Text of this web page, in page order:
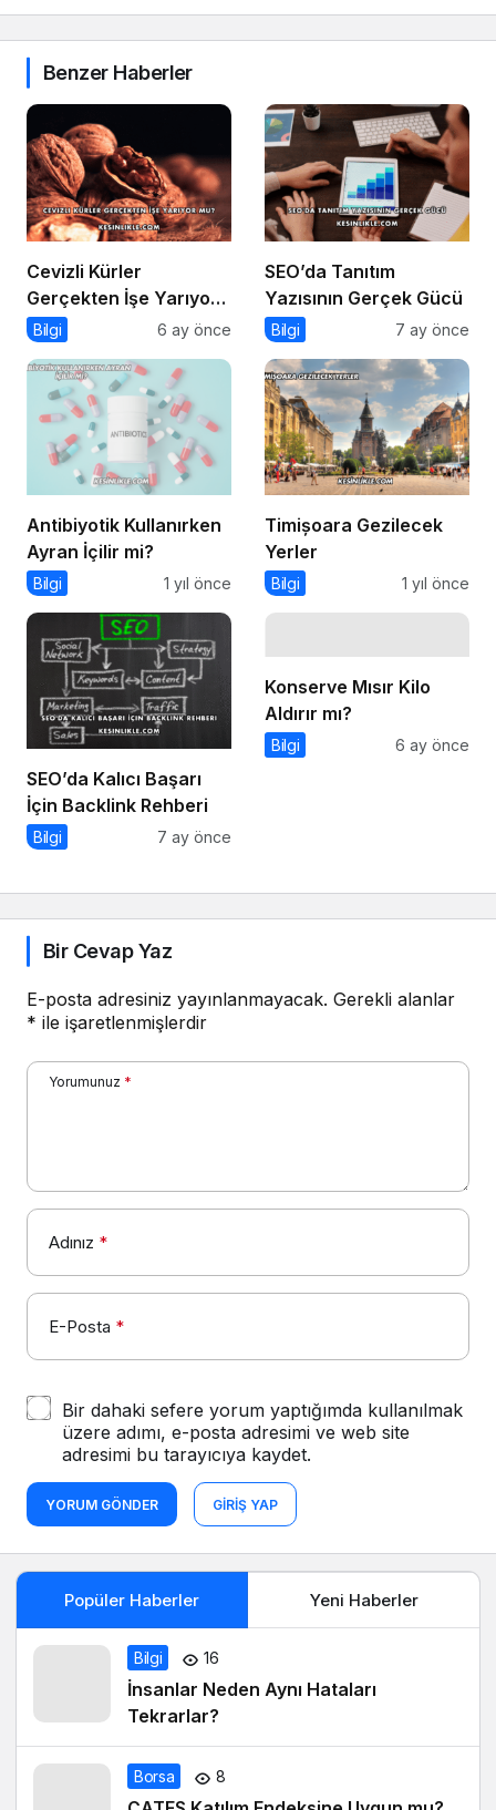
Benzer Haberler
Cevizli Kürler
Gerçekten İşe Yarıyor
mu?
Bilgi 6 ay önce
SEO’da Tanıtım
Yazısının Gerçek Gücü
Bilgi 7 ay önce
Antibiyotik Kullanırken
Ayran İçilir mi?
Bilgi 1 yıl önce
Timișoara Gezilecek
Yerler
Bilgi 1 yıl önce
SEO’da Kalıcı Başarı
İçin Backlink Rehberi
Bilgi 7 ay önce
Konserve Mısır Kilo
Aldırır mı?
Bilgi 6 ay önce
Bir Cevap Yaz
E-posta adresiniz yayınlanmayacak. Gerekli alanlar
* ile işaretlenmişlerdir
Yorumunuz *
Adınız *
E-Posta *
Bir dahaki sefere yorum yaptığımda kullanılmak
üzere adımı, e-posta adresimi ve web site
adresimi bu tarayıcıya kaydet.
YORUM GÖNDER GIRIŞ YAP
Popüler Haberler Yeni Haberler
Bilgi 16
İnsanlar Neden Aynı Hataları
Tekrarlar?
Borsa 8